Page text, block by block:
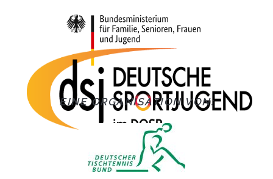
EINE ORGANISATION VON: